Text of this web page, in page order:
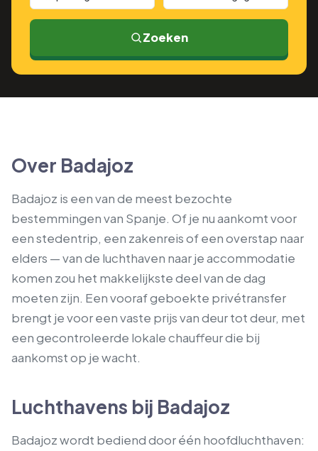
Zoeken
Over Badajoz
Badajoz is een van de meest bezochte
bestemmingen van Spanje. Of je nu aankomt voor
een stedentrip, een zakenreis of een overstap naar
elders — van de luchthaven naar je accommodatie
komen zou het makkelijkste deel van de dag
moeten zijn. Een vooraf geboekte privétransfer
brengt je voor een vaste prijs van deur tot deur, met
een gecontroleerde lokale chauffeur die bij
aankomst op je wacht.
Luchthavens bij Badajoz
Badajoz wordt bediend door één hoofdluchthaven: